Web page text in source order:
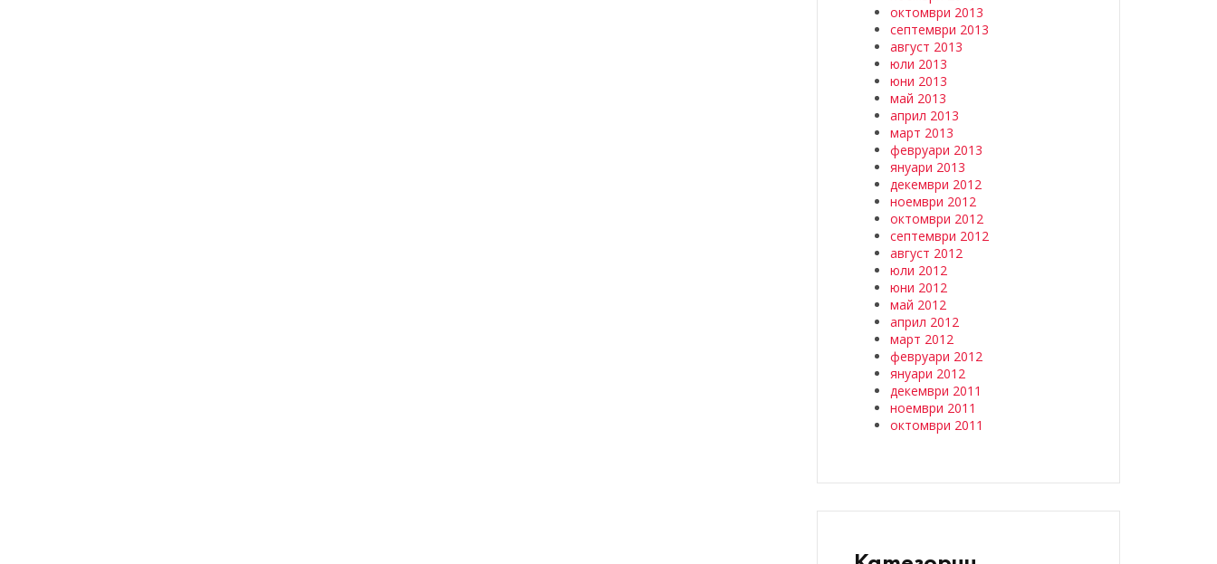
октомври 2013
септември 2013
август 2013
юли 2013
юни 2013
май 2013
април 2013
март 2013
февруари 2013
януари 2013
декември 2012
ноември 2012
октомври 2012
септември 2012
август 2012
юли 2012
юни 2012
май 2012
април 2012
март 2012
февруари 2012
януари 2012
декември 2011
ноември 2011
октомври 2011